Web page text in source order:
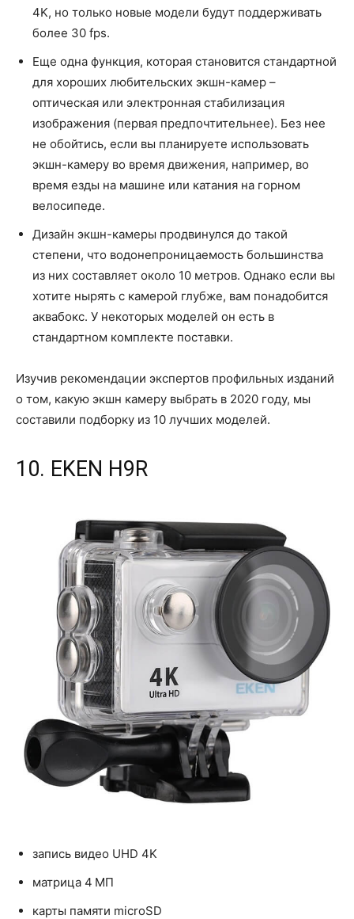
4K, но только новые модели будут поддерживать
более 30 fps.
Еще одна функция, которая становится стандартной
для хороших любительских экшн-камер –
оптическая или электронная стабилизация
изображения (первая предпочтительнее). Без нее
не обойтись, если вы планируете использовать
экшн-камеру во время движения, например, во
время езды на машине или катания на горном
велосипеде.
Дизайн экшн-камеры продвинулся до такой
степени, что водонепроницаемость большинства
из них составляет около 10 метров. Однако если вы
хотите нырять с камерой глубже, вам понадобится
аквабокс. У некоторых моделей он есть в
стандартном комплекте поставки.
Изучив рекомендации экспертов профильных изданий
о том, какую экшн камеру выбрать в 2020 году, мы
составили подборку из 10 лучших моделей.
10. EKEN H9R
запись видео UHD 4K
матрица 4 МП
карты памяти microSD